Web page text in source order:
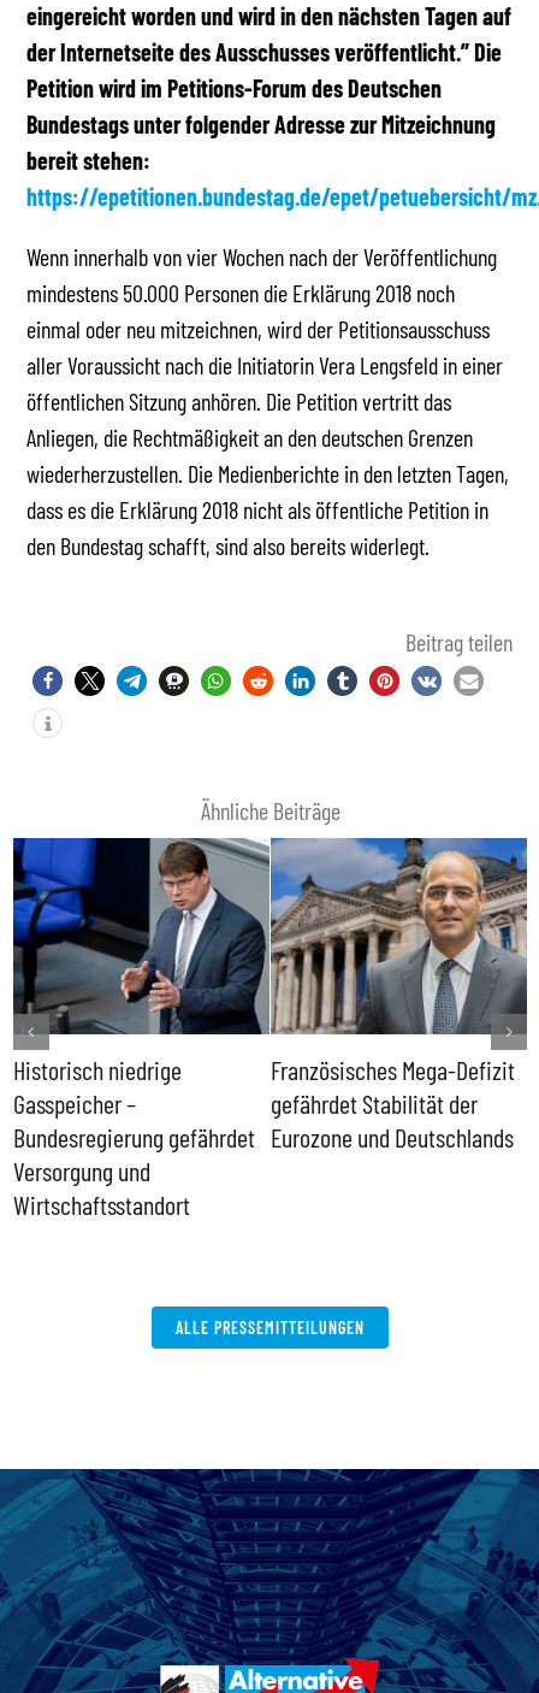
eingereicht worden und wird in den nächsten Tagen auf
der Internetseite des Ausschusses veröffentlicht.” Die
Petition wird im Petitions-Forum des Deutschen
Bundestags unter folgender Adresse zur Mitzeichnung
bereit stehen:
https://epetitionen.bundestag.de/epet/petuebersicht/
Wenn innerhalb von vier Wochen nach der Veröffentlichung
mindestens 50.000 Personen die Erklärung 2018 noch
einmal oder neu mitzeichnen, wird der Petitionsausschuss
aller Voraussicht nach die Initiatorin Vera Lengsfeld in einer
öffentlichen Sitzung anhören. Die Petition vertritt das
Anliegen, die Rechtmäßigkeit an den deutschen Grenzen
wiederherzustellen. Die Medienberichte in den letzten Tagen,
dass es die Erklärung 2018 nicht als öffentliche Petition in
den Bundestag schafft, sind also bereits widerlegt.
Beitrag teilen
Ähnliche Beiträge
Historisch niedrige
Gasspeicher –
Bundesregierung gefährdet
Versorgung und
Wirtschaftsstandort
Französisches Mega-Defizit
gefährdet Stabilität der
Eurozone und Deutschlands
ALLE PRESSEMITTEILUNGEN